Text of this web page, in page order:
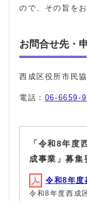
ので、その旨を
お問合せ先・
西成区役所市民
電話： 06-6659-
「令和8年度
成事業」募集
令和8年
令和8年度西成